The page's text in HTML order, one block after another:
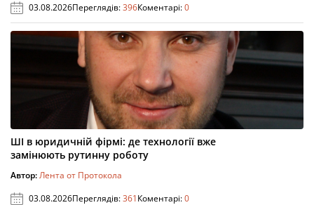
03.08.2026Переглядів:396Коментарі:0
ШІ в юридичній фірмі: де технології вже
замінюють рутинну роботу
Автор:Лента от Протокола
03.08.2026Переглядів:361Коментарі:0